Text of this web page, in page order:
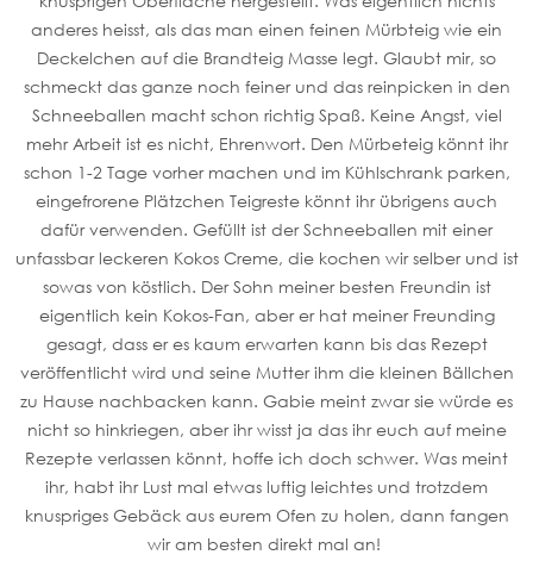
anderes heisst, als das man einen feinen Mürbteig wie ein
Deckelchen auf die Brandteig Masse legt. Glaubt mir, so
schmeckt das ganze noch feiner und das reinpicken in den
Schneeballen macht schon richtig Spaß. Keine Angst, viel
mehr Arbeit ist es nicht, Ehrenwort. Den Mürbeteig könnt ihr
schon 1-2 Tage vorher machen und im Kühlschrank parken,
eingefrorene Plätzchen Teigreste könnt ihr übrigens auch
dafür verwenden. Gefüllt ist der Schneeballen mit einer
unfassbar leckeren Kokos Creme, die kochen wir selber und ist
sowas von köstlich. Der Sohn meiner besten Freundin ist
eigentlich kein Kokos-Fan, aber er hat meiner Freunding
gesagt, dass er es kaum erwarten kann bis das Rezept
veröffentlicht wird und seine Mutter ihm die kleinen Bällchen
zu Hause nachbacken kann. Gabie meint zwar sie würde es
nicht so hinkriegen, aber ihr wisst ja das ihr euch auf meine
Rezepte verlassen könnt, hoffe ich doch schwer. Was meint
ihr, habt ihr Lust mal etwas luftig leichtes und trotzdem
knuspriges Gebäck aus eurem Ofen zu holen, dann fangen
wir am besten direkt mal an!